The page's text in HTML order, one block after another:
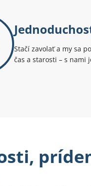
Stačí zavolať a my sa
čas a starosti – s nami